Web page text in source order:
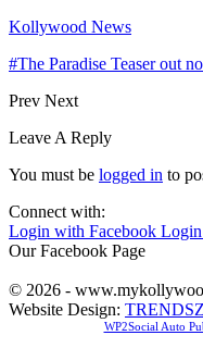
Kollywood News
#The Paradise Teaser out
Prev Next
Leave A Reply
You must be logged in to
Connect with:
Login with Facebook
Our Facebook Page
© 2026 -
Website Design:
WP2Social Auto